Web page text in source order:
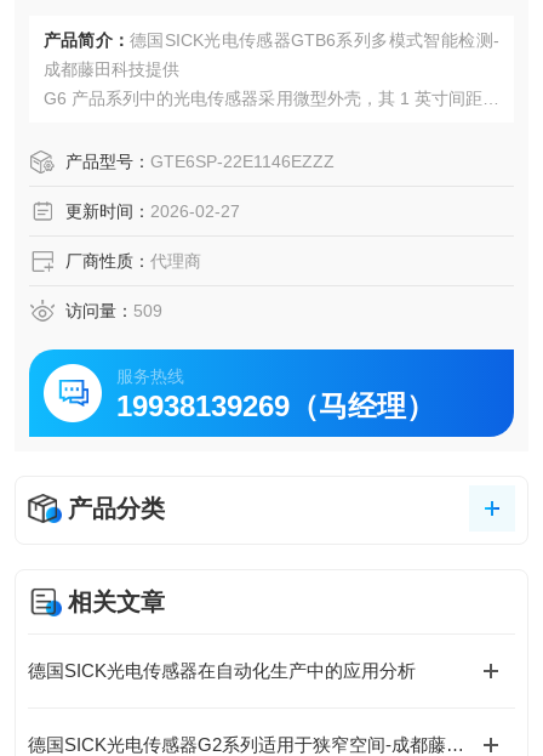
产品简介： 德国SICK光电传感器GTB6系列多模式智能检测-
成都藤田科技提供
G6 产品系列中的光电传感器采用微型外壳，其 1 英寸间距孔
钢 1.4404 （316L） 外壳的型号在冲洗应用中特别耐化学品
装的金属插件
产品型号： GTE6SP-22E1146EZZZ
更新时间： 2026-02-27
厂商性质： 代理商
访问量： 509
服务热线
19938139269（马经理）
产品分类
相关文章
德国SICK光电传感器在自动化生产中的应用分析
德国SICK光电传感器G2系列适用于狭窄空间-成都藤田科技提供